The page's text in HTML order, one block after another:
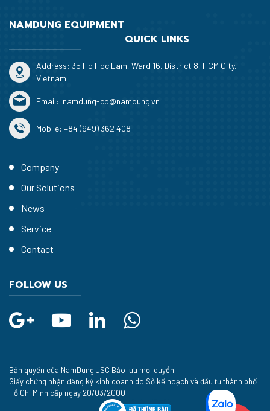
NAMDUNG EQUIPMENT
QUICK LINKS
Address: 35 Ho Hoc Lam, Ward 16, District 8, HCM City,
Vietnam
Email: namdung-co@namdung.vn
Mobile: +84 (949) 362 408
Company
Our Solutions
News
Service
Contact
FOLLOW US
Bản quyền của NamDung JSC Bảo lưu mọi quyền.
Giấy chứng nhận đăng ký kinh doanh do Sở kế hoạch và đầu tư thành phố
Hồ Chí Minh cấp ngày 20/03/2000